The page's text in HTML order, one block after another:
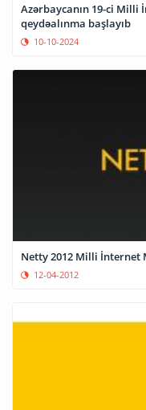
Azərbaycanın 19-ci Milli
qeydəalınma başlayıb
10-10-2024
Netty 2012 Milli İnternet
12-04-2012